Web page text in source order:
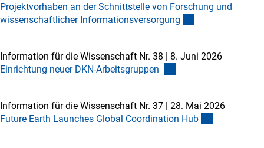
Projektvorhaben an der Schnittstelle von Forschung und
wissenschaftlicher Informationsversorgung
Information für die Wissenschaft Nr. 38 | 8. Juni 2026
Einrichtung neuer DKN-Arbeitsgruppen
Information für die Wissenschaft Nr. 37 | 28. Mai 2026
Future Earth Launches Global Coordination Hub